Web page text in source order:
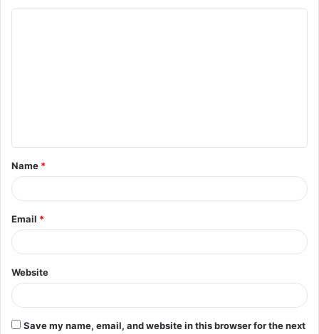
Name *
Email *
Website
Save my name, email, and website in this browser for the next